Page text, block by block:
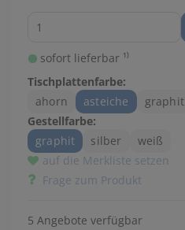
sofort lieferbar ¹⁾
Tischplattenfarbe:
ahorn
asteiche graphit
Gestellfarbe:
graphit
silber
weiß
auf die Merkliste setzen
Frage zum Produkt
5 Angebote verfügbar